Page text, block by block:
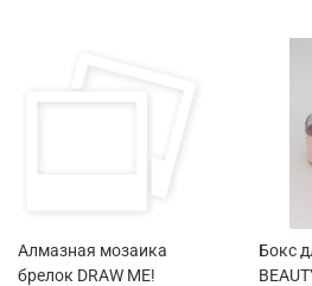
Алмазная мозаика
брелок DRAW ME!
Бокс